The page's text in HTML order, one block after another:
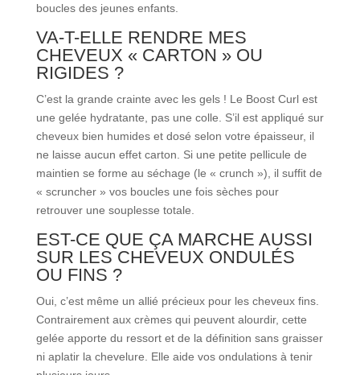
boucles des jeunes enfants.
VA-T-ELLE RENDRE MES
CHEVEUX « CARTON » OU
RIGIDES ?
C’est la grande crainte avec les gels ! Le Boost Curl est
une gelée hydratante, pas une colle. S’il est appliqué sur
cheveux bien humides et dosé selon votre épaisseur, il
ne laisse aucun effet carton. Si une petite pellicule de
maintien se forme au séchage (le « crunch »), il suffit de
« scruncher » vos boucles une fois sèches pour
retrouver une souplesse totale.
EST-CE QUE ÇA MARCHE AUSSI
SUR LES CHEVEUX ONDULÉS
OU FINS ?
Oui, c’est même un allié précieux pour les cheveux fins.
Contrairement aux crèmes qui peuvent alourdir, cette
gelée apporte du ressort et de la définition sans graisser
ni aplatir la chevelure. Elle aide vos ondulations à tenir